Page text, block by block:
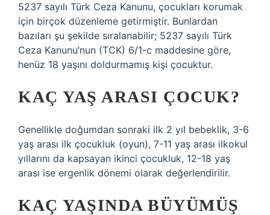
5237 sayılı Türk Ceza Kanunu, çocukları korumak
için birçok düzenleme getirmiştir. Bunlardan
bazıları şu şekilde sıralanabilir; 5237 sayılı Türk
Ceza Kanunu’nun (TCK) 6/1-c maddesine göre,
henüz 18 yaşını doldurmamış kişi çocuktur.
KAÇ YAŞ ARASI ÇOCUK?
Genellikle doğumdan sonraki ilk 2 yıl bebeklik, 3-6
yaş arası ilk çocukluk (oyun), 7-11 yaş arası ilkokul
yıllarını da kapsayan ikinci çocukluk, 12-18 yaş
arası ise ergenlik dönemi olarak değerlendirilir.
KAÇ YAŞINDA BÜYÜMÜŞ